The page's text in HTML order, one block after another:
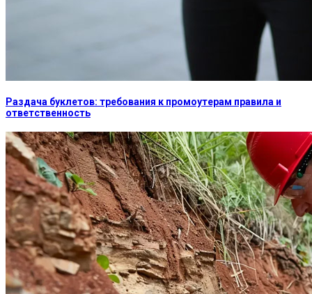
Раздача буклетов: требования к промоутерам правила и
ответственность